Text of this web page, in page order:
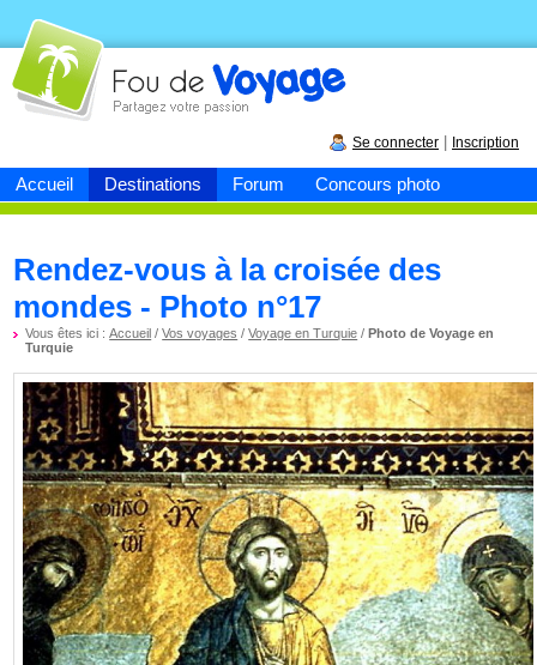
Accueil Destinations Forum Concours photo
Fou devoyage
Se connecter Inscription
Rendez-vous à la croisée des
mondes - Photo n°17
Vous êtes ici :Accueil /Vos voyages /Voyage en Turquie /Photo de Voyage en
Turquie